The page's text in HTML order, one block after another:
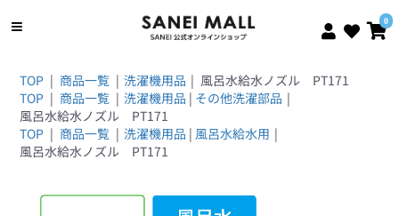
0
TOP | 商品一覧 | 洗濯機用品 | 風呂水給水ノズル PT171
TOP | 商品一覧 | 洗濯機用品 | その他洗濯部品 |
風呂水給水ノズル PT171
TOP | 商品一覧 | 洗濯機用品 | 風呂水給水用 |
風呂水給水ノズル PT171